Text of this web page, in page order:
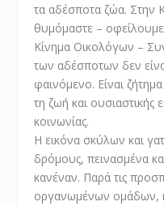
τα αδέσποτα ζώα. Στην
θυμόμαστε –
Κίνημα Οικολόγων –
των αδέσποτων δεν
φαινόμενο. Είναι
τη ζωή και ουσιαστικής
κοινωνίας.
Η εικόνα σκύλων και
δρόμους, πεινασμένα
κανέναν. Παρά τις
οργανωμένων ομάδων,